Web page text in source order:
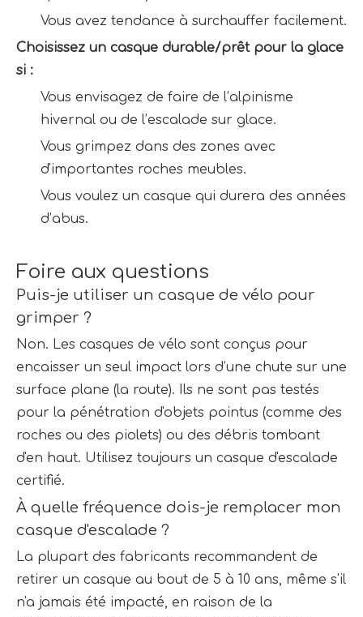
Vous avez tendance à surchauffer facilement.
Choisissez un casque durable/prêt pour la glace
si :
Vous envisagez de faire de l’alpinisme
hivernal ou de l’escalade sur glace.
Vous grimpez dans des zones avec
d'importantes roches meubles.
Vous voulez un casque qui durera des années
d’abus.
Foire aux questions
Puis-je utiliser un casque de vélo pour
grimper ?
Non. Les casques de vélo sont conçus pour
encaisser un seul impact lors d’une chute sur une
surface plane (la route). Ils ne sont pas testés
pour la pénétration d'objets pointus (comme des
roches ou des piolets) ou des débris tombant
d'en haut. Utilisez toujours un casque d'escalade
certifié.
À quelle fréquence dois-je remplacer mon
casque d'escalade ?
La plupart des fabricants recommandent de
retirer un casque au bout de 5 à 10 ans, même s'il
n'a jamais été impacté, en raison de la